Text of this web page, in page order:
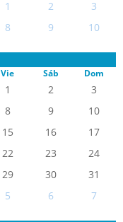
1 2
3
8 9 10
Vie Sáb Dom
1 2
3
8 9
10
15 16
17
22 23
24
29 30
31
5 6 7